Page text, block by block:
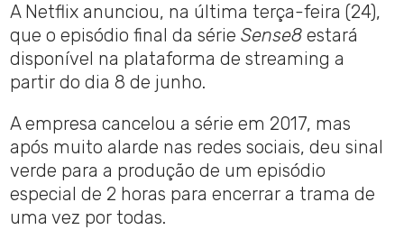
A Netflix anunciou, na última terça-feira (24),
que o episódio final da sérieSense8 estará
disponível na plataforma de streaming a
partir do dia 8 de junho.
A empresa cancelou a série em 2017, mas
após muito alarde nas redes sociais, deu sinal
verde para a produção de um episódio
especial de 2 horas para encerrar a trama de
uma vez por todas.